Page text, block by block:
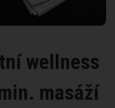
wellness
masáží